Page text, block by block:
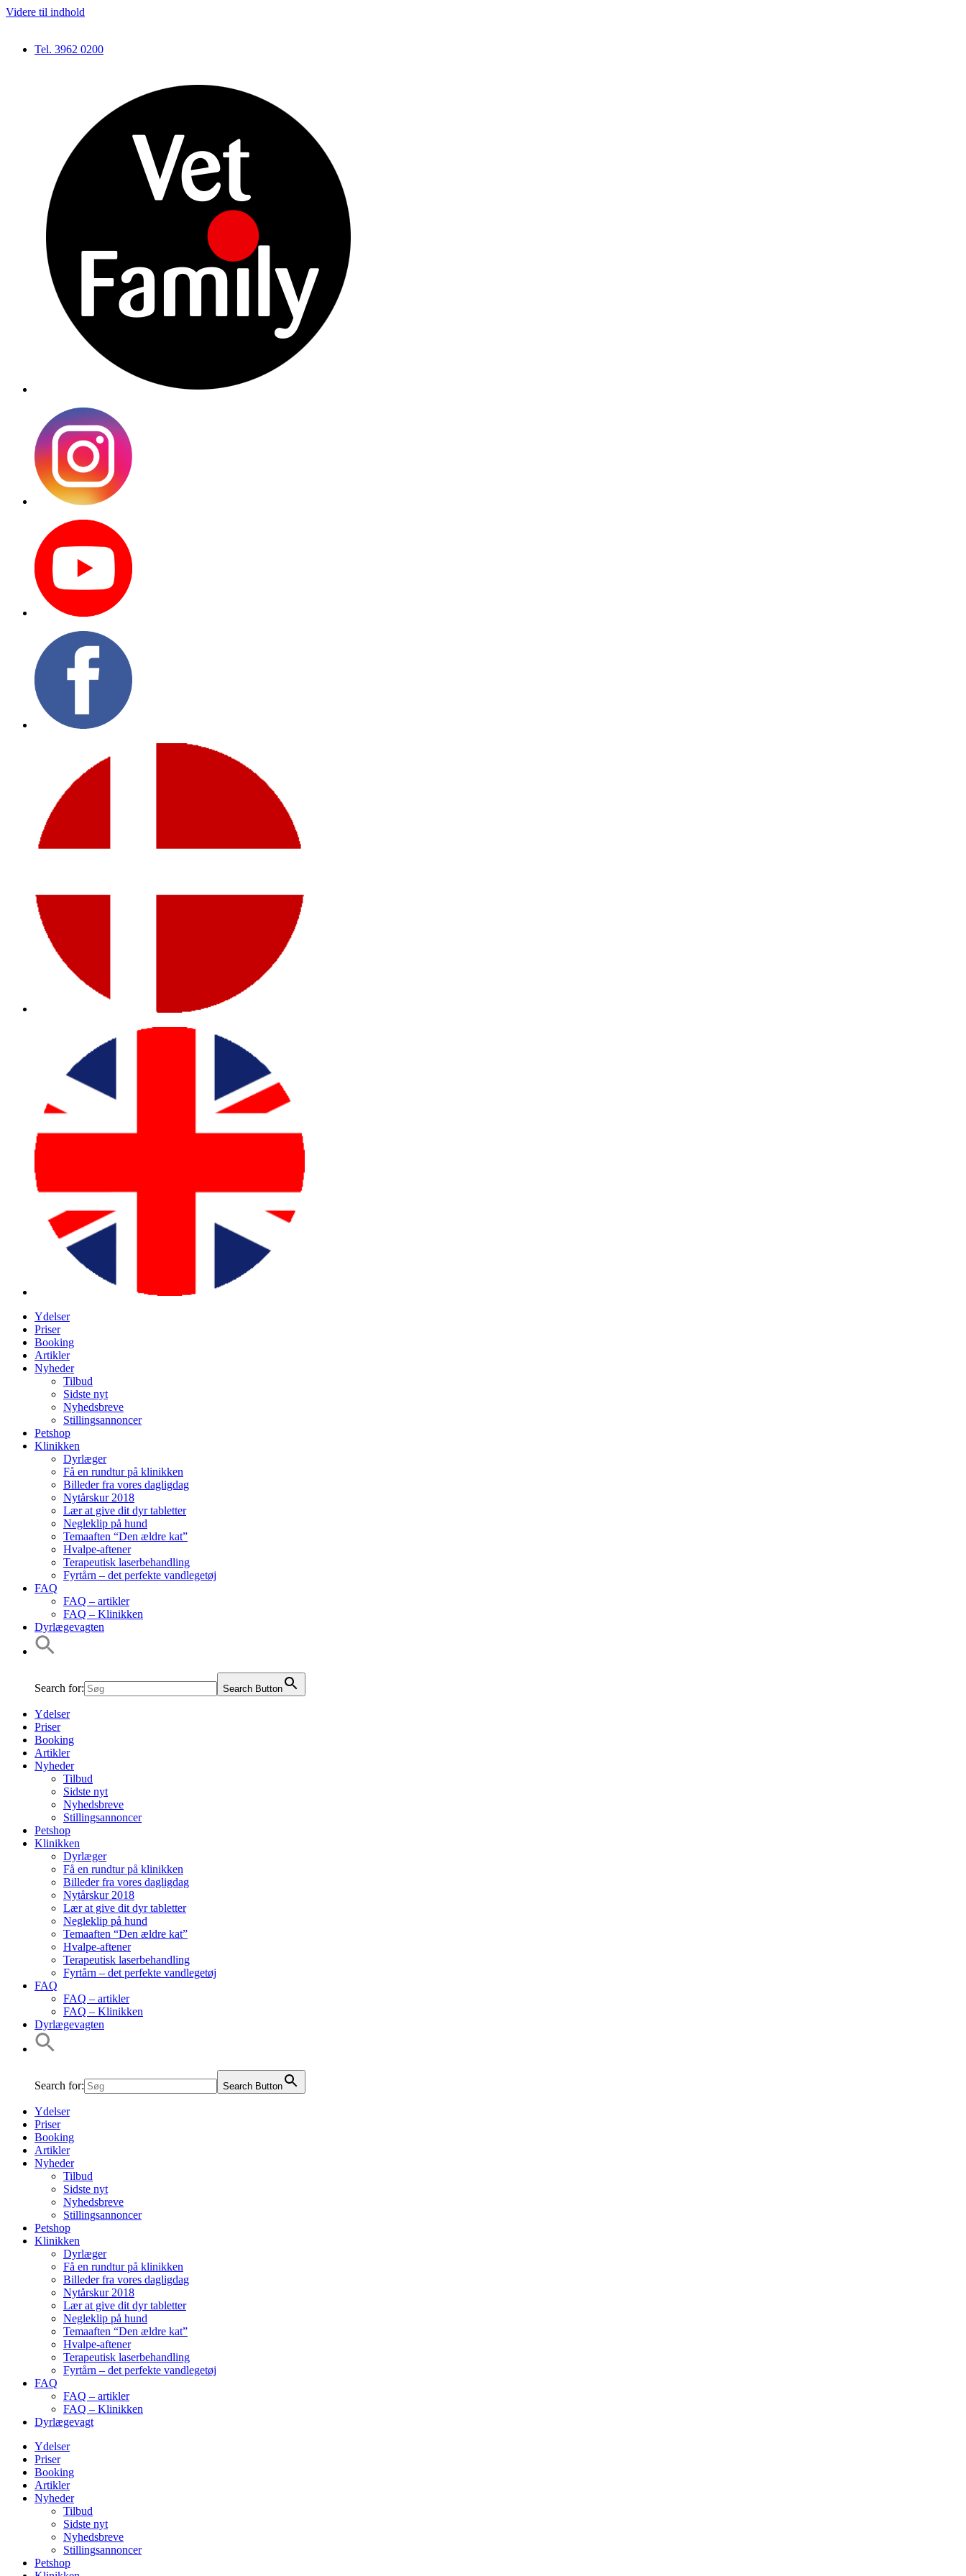
Videre til indhold
Tel. 3962 0200
Ydelser
Priser
Booking
Artikler
Nyheder
Tilbud
Sidste nyt
Nyhedsbreve
Stillingsannoncer
Petshop
Klinikken
Dyrlæger
Få en rundtur på klinikken
Billeder fra vores dagligdag
Nytårskur 2018
Lær at give dit dyr tabletter
Negleklip på hund
Temaaften “Den ældre kat”
Hvalpe-aftener
Terapeutisk laserbehandling
Fyrtårn – det perfekte vandlegetøj
FAQ
FAQ – artikler
FAQ – Klinikken
Dyrlægevagten
Search for: Search Button
Ydelser
Priser
Booking
Artikler
Nyheder
Tilbud
Sidste nyt
Nyhedsbreve
Stillingsannoncer
Petshop
Klinikken
Dyrlæger
Få en rundtur på klinikken
Billeder fra vores dagligdag
Nytårskur 2018
Lær at give dit dyr tabletter
Negleklip på hund
Temaaften “Den ældre kat”
Hvalpe-aftener
Terapeutisk laserbehandling
Fyrtårn – det perfekte vandlegetøj
FAQ
FAQ – artikler
FAQ – Klinikken
Dyrlægevagten
Search for: Search Button
Ydelser
Priser
Booking
Artikler
Nyheder
Tilbud
Sidste nyt
Nyhedsbreve
Stillingsannoncer
Petshop
Klinikken
Dyrlæger
Få en rundtur på klinikken
Billeder fra vores dagligdag
Nytårskur 2018
Lær at give dit dyr tabletter
Negleklip på hund
Temaaften “Den ældre kat”
Hvalpe-aftener
Terapeutisk laserbehandling
Fyrtårn – det perfekte vandlegetøj
FAQ
FAQ – artikler
FAQ – Klinikken
Dyrlægevagt
Ydelser
Priser
Booking
Artikler
Nyheder
Tilbud
Sidste nyt
Nyhedsbreve
Stillingsannoncer
Petshop